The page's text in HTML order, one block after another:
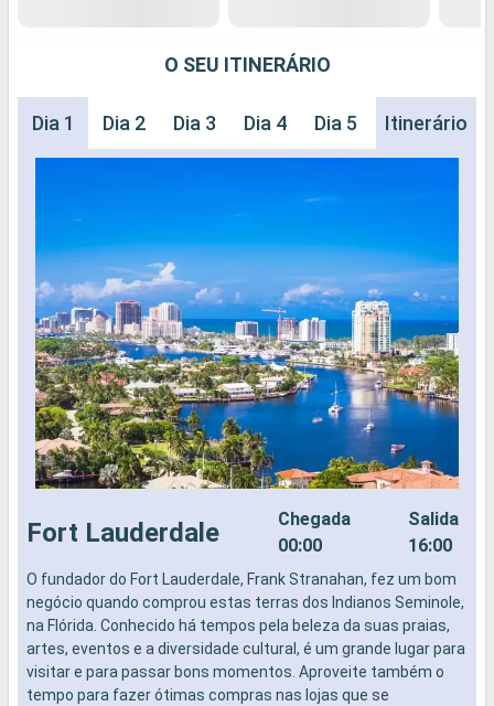
O SEU ITINERÁRIO
Dia 1 Dia 2 Dia 3 Dia 4 Dia 5 Itinerário
Fort Lauderdale
Chegada
00:00
Salida
16:00
O fundador do Fort Lauderdale, Frank Stranahan, fez um bom
negócio quando comprou estas terras dos Indianos Seminole,
na Flórida. Conhecido há tempos pela beleza da suas praias,
artes, eventos e a diversidade cultural, é um grande lugar para
visitar e para passar bons momentos. Aproveite também o
tempo para fazer ótimas compras nas lojas que se